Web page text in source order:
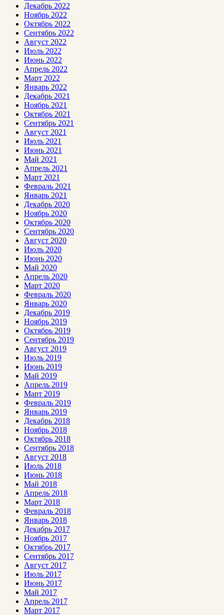
Декабрь 2022
Ноябрь 2022
Октябрь 2022
Сентябрь 2022
Август 2022
Июль 2022
Июнь 2022
Апрель 2022
Март 2022
Январь 2022
Декабрь 2021
Ноябрь 2021
Октябрь 2021
Сентябрь 2021
Август 2021
Июль 2021
Июнь 2021
Май 2021
Апрель 2021
Март 2021
Февраль 2021
Январь 2021
Декабрь 2020
Ноябрь 2020
Октябрь 2020
Сентябрь 2020
Август 2020
Июль 2020
Июнь 2020
Май 2020
Апрель 2020
Март 2020
Февраль 2020
Январь 2020
Декабрь 2019
Ноябрь 2019
Октябрь 2019
Сентябрь 2019
Август 2019
Июль 2019
Июнь 2019
Май 2019
Апрель 2019
Март 2019
Февраль 2019
Январь 2019
Декабрь 2018
Ноябрь 2018
Октябрь 2018
Сентябрь 2018
Август 2018
Июль 2018
Июнь 2018
Май 2018
Апрель 2018
Март 2018
Февраль 2018
Январь 2018
Декабрь 2017
Ноябрь 2017
Октябрь 2017
Сентябрь 2017
Август 2017
Июль 2017
Июнь 2017
Май 2017
Апрель 2017
Март 2017